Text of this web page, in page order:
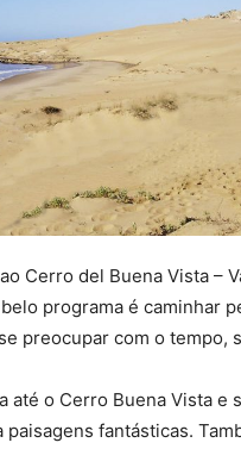
Cerro del Buena Vista –
programa é caminhar
preocupar com o tempo,
até o Cerro Buena Vista e
paisagens fantásticas.